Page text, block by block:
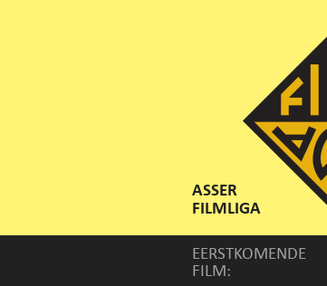
ASSER
FILMLIGA
EERSTKOMENDE
FILM: